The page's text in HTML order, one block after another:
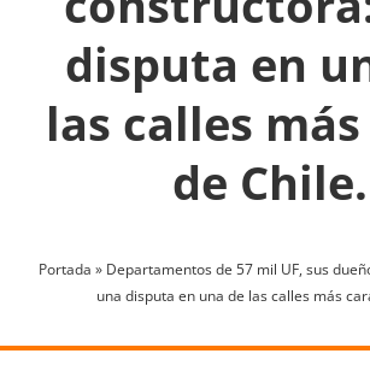
disputa en
las calles
de Chile.
Portada » Departamentos de 57 mil UF, sus
una disputa en una de las calles más